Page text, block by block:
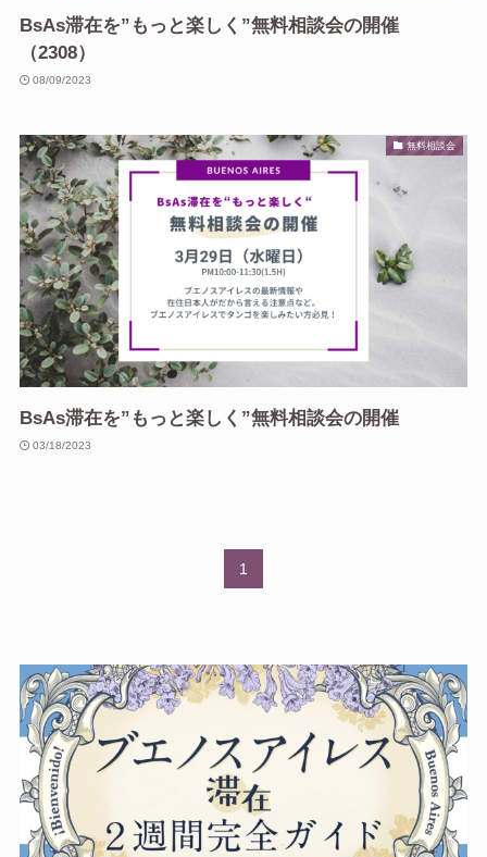
BsAs滞在を”もっと楽しく”無料相談会の開催
（2308）
08/09/2023
無料相談会
BsAs滞在を”もっと楽しく”無料相談会の開催
03/18/2023
1